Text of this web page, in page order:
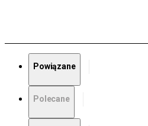
Powiązane
Polecane